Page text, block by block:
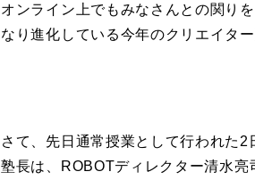
オンライン上でもみなさんとの関り
なり進化している今年のクリエイター
さて、先日通常授業として行われた2
塾長は、ROBOTディレクター清水